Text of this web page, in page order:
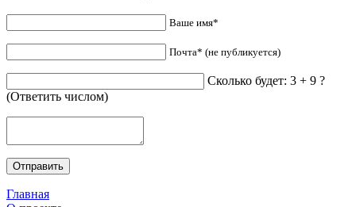
Ваше имя*
Почта* (не публикуется)
Сколько будет: 3 + 9 ?
(Ответить числом)
Главная